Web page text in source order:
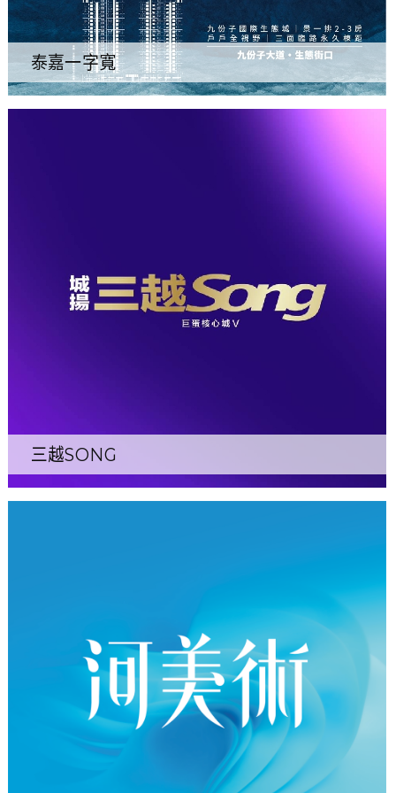
泰嘉一字寬
三越SONG